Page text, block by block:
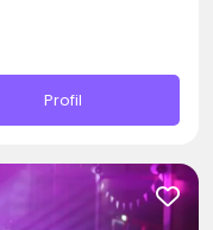
Profil